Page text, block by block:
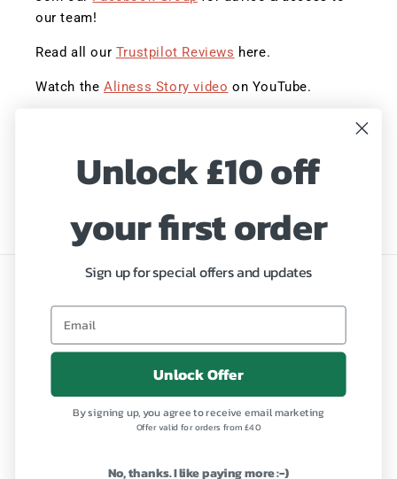
our team!
Read all our Trustpilot Reviews here.
Watch the Aliness Story video on YouTube.
Hurry, ends Midnight!
płatności
Polityka prywatności Warunki świadczenia usług
Unlock £10 off
your first order
Sign up for special offers and updates
Unlock Offer
By signing up, you agree to receive email marketing
Offer valid for orders from £40
No, thanks. I like paying more :-)